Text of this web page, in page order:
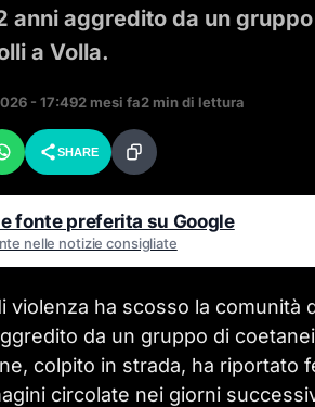
anni aggredito da un
a Volla.
- 17:492 mesi fa2 min di lettura
SHARE
fonte preferita su Google
nelle notizie consigliate
violenza ha scosso la comunità
da un gruppo di
colpito in strada, ha riportato
circolate nei giorni